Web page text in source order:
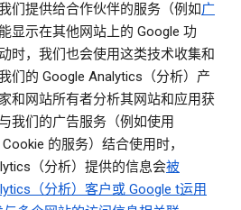
们提供给合作伙伴的服务（例如广
显示在其他网站上的 Google 功
时，我们也会使用这类技术收集和
们的 Google Analytics（分析）产
和网站所有者分析其网站和应用获
我们的广告服务（例如使用
的服务）结合使用时，
（分析）提供的信息会被
（分析）客户或 Google t运用